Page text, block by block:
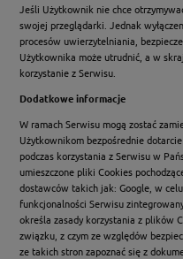
Jeśli Użytkownik nie chce
swojej przeglądarki. Jednak
procesów uwierzytelniania,
Użytkownika może utrudnić, a w
korzystanie z Serwisu.
Dodatkowe informacje
W ramach Serwisu mogą zostać
Użytkownikom bezpośrednie
podczas korzystania z Serwisu w
umieszczone pliki Cookies
dostawców takich jak: Google, w
funkcjonalności Serwisu
określa zasady korzystania z plików
związku, z czym ze względów
ze takich stron zapoznać się z